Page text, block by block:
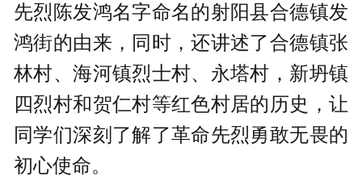
先烈陈发鸿名字命名的射阳县合德镇发
鸿街的由来，同时，还讲述了合德镇张
林村、海河镇烈士村、永塔村，新坍镇
四烈村和贺仁村等红色村居的历史，让
同学们深刻了解了革命先烈勇敢无畏的
初心使命。